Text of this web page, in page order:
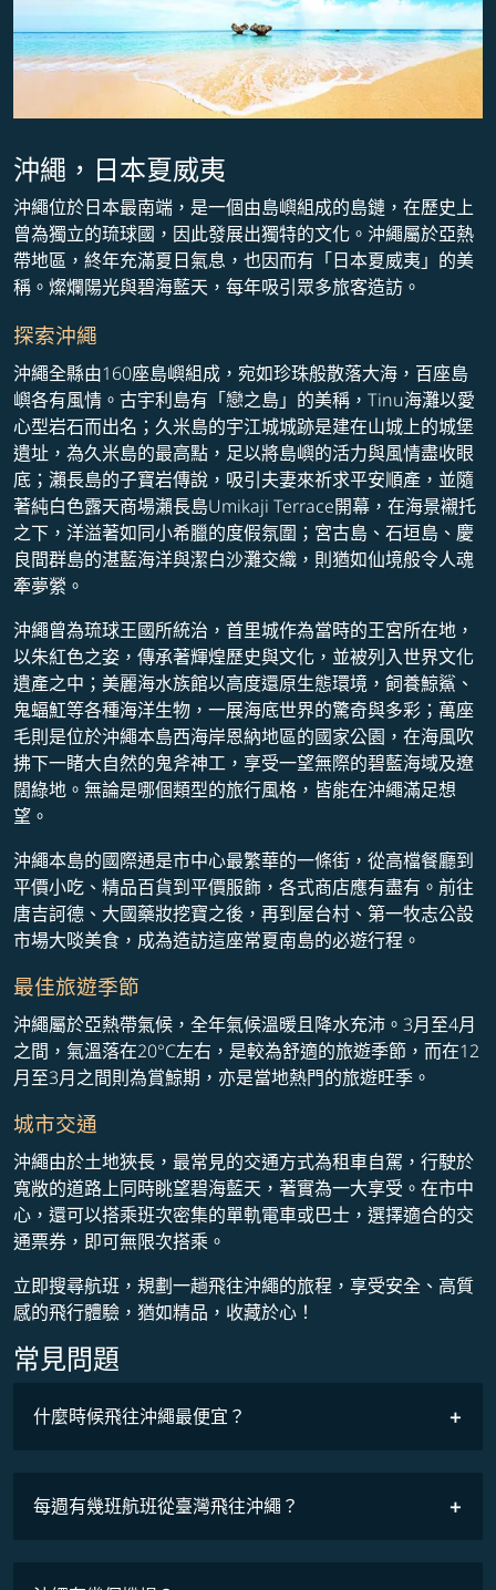
沖繩，日本夏威夷
沖繩位於日本最南端，是一個由島嶼組成的島鏈，在歷史上
曾為獨立的琉球國，因此發展出獨特的文化。沖繩屬於亞熱
帶地區，終年充滿夏日氣息，也因而有「日本夏威夷」的美
稱。燦爛陽光與碧海藍天，每年吸引眾多旅客造訪。
探索沖繩
沖繩全縣由160座島嶼組成，宛如珍珠般散落大海，百座島
嶼各有風情。古宇利島有「戀之島」的美稱，Tinu海灘以愛
心型岩石而出名；久米島的宇江城城跡是建在山城上的城堡
遺址，為久米島的最高點，足以將島嶼的活力與風情盡收眼
底；瀨長島的子寶岩傳說，吸引夫妻來祈求平安順產，並隨
著純白色露天商場瀨長島Umikaji Terrace開幕，在海景襯托
之下，洋溢著如同小希臘的度假氛圍；宮古島、石垣島、慶
良間群島的湛藍海洋與潔白沙灘交織，則猶如仙境般令人魂
牽夢縈。
沖繩曾為琉球王國所統治，首里城作為當時的王宮所在地，
以朱紅色之姿，傳承著輝煌歷史與文化，並被列入世界文化
遺產之中；美麗海水族館以高度還原生態環境，飼養鯨鯊、
鬼蝠魟等各種海洋生物，一展海底世界的驚奇與多彩；萬座
毛則是位於沖繩本島西海岸恩納地區的國家公園，在海風吹
拂下一睹大自然的鬼斧神工，享受一望無際的碧藍海域及遼
闊綠地。無論是哪個類型的旅行風格，皆能在沖繩滿足想
望。
沖繩本島的國際通是市中心最繁華的一條街，從高檔餐廳到
平價小吃、精品百貨到平價服飾，各式商店應有盡有。前往
唐吉訶德、大國藥妝挖寶之後，再到屋台村、第一牧志公設
市場大啖美食，成為造訪這座常夏南島的必遊行程。
最佳旅遊季節
沖繩屬於亞熱帶氣候，全年氣候溫暖且降水充沛。3月至4月
之間，氣溫落在20°C左右，是較為舒適的旅遊季節，而在12
月至3月之間則為賞鯨期，亦是當地熱門的旅遊旺季。
城市交通
沖繩由於土地狹長，最常見的交通方式為租車自駕，行駛於
寬敞的道路上同時眺望碧海藍天，著實為一大享受。在市中
心，還可以搭乘班次密集的單軌電車或巴士，選擇適合的交
通票券，即可無限次搭乘。
立即搜尋航班，規劃一趟飛往沖繩的旅程，享受安全、高質
感的飛行體驗，猶如精品，收藏於心！
常見問題
什麼時候飛往沖繩最便宜？
COSMILE會員
每週有幾班航班從臺灣飛往沖繩？